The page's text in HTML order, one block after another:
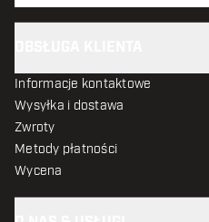
Informacje kontaktowe
Wysyłka i dostawa
Zwroty
Metody płatności
Wycena